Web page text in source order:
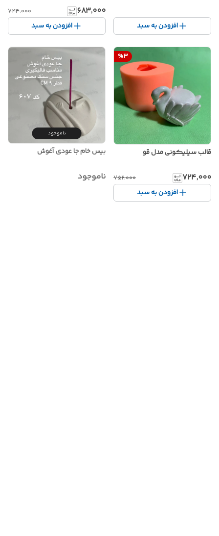
افزودن به سبد
۶۸۳٬۰۰۰ ۷۲۴٬۰۰۰
افزودن به سبد
%3
قالب سیلیکونی مدل قو
۷۲۴٬۰۰۰ ۷۵۲٬۰۰۰
افزودن به سبد
ناموجود
بیس خام جا عودی آغوش
ناموجود